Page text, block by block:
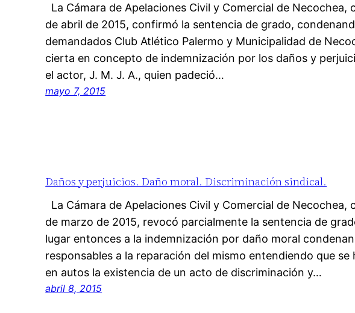
La Cámara de Apelaciones Civil y Comercial de Necochea,
de abril de 2015, confirmó la sentencia de grado,
demandados Club Atlético Palermo y Municipalidad de
cierta en concepto de indemnización por los daños y
el actor, J. M. J. A., quien padeció…
mayo 7, 2015
Daños y perjuicios. Daño moral. Discriminación sindical.
La Cámara de Apelaciones Civil y Comercial de Necochea,
de marzo de 2015, revocó parcialmente la sentencia de
lugar entonces a la indemnización por daño moral
responsables a la reparación del mismo entendiendo que se
en autos la existencia de un acto de discriminación y…
abril 8, 2015